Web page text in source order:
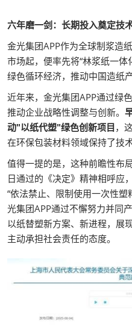
六年磨一剑：长期投入奠定技
金光集团APP作为全球制浆造
市场起，便率先将“林浆纸一
绿色循环经济，推动中国造纸
近年来，金光集团APP通过绿
推动企业战略性调整与创新。
动"以纸代塑"绿色创新项目，
在环保包装材料领域保持了技
值得一提的是，这种前瞻性布
日通过的《决定》精神相呼应
“依法禁止、限制使用一次性
光集团APP通过不懈努力并同
以纸替塑新方案、新进程，展
主动承担社会责任的态度。